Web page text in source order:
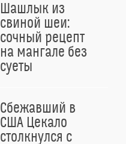
Шашлык из
свиной шеи:
сочный рецепт
на мангале без
суеты
Сбежавший в
США Цекало
столкнулся с